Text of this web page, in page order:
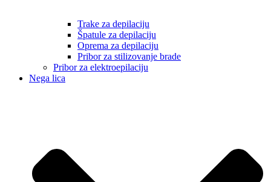
Trake za depilaciju
Špatule za depilaciju
Oprema za depilaciju
Pribor za stilizovanje brade
Pribor za elektroepilaciju
Nega lica